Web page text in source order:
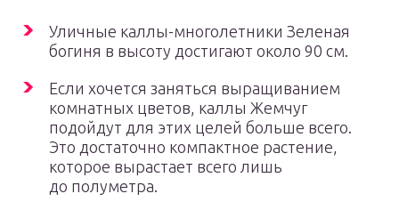
Уличные каллы-многолетники Зеленая
богиня в высоту достигают около 90 см.
Если хочется заняться выращиванием
комнатных цветов, каллы Жемчуг
подойдут для этих целей больше всего.
Это достаточно компактное растение,
которое вырастает всего лишь
до полуметра.